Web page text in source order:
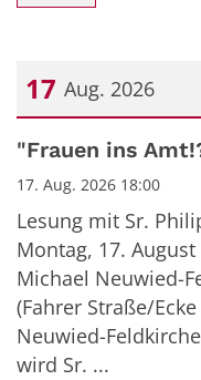
17 Aug. 2026
Datum: 17. August
"Frauen ins
17. Aug. 2026 18:00
Lesung mit Sr.
Montag, 17.
Michael Neuwied-
(Fahrer Straße/
Neuwied-
wird Sr. ...